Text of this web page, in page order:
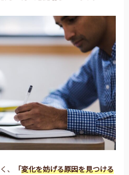
、 「変化を妨げる原因を見つける